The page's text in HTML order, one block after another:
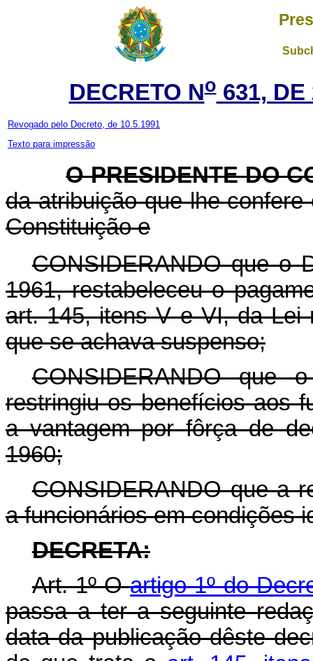
DECRETO No631, DE
Revogado pelo Decreto, de 10.5.1991
Texto para impressão
O PRESIDENTE DO
da atribuição que lhe
Constituição e
CONSIDERANDO que o
1961, restabeleceu o
art. 145, itens V e VI, da Lei
que se achava suspenso;
CONSIDERANDO que
restringiu os benefícios aos
a vantagem por fôrça de
1960;
CONSIDERANDO que a
a funcionários em condições
DECRETA:
Art. 1º Oartigo 1º do
passa a ter a seguinte
data da publicação dêste